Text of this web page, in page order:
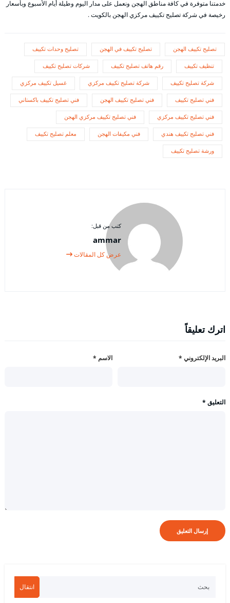
خدمتنا متوفرة في كافة مناطق الهجن ونعمل على مدار اليوم وطيلة أيام الأسبوع وبأسعار
رخيصة في شركة تصليح تكييف مركزي الهجن بالكويت .
تصليح تكييف الهجن تصليح تكييف في الهجن تصليح وحدات تكييف
تنظيف تكييف رقم هاتف تصليح تكييف شركات تصليح تكييف
شركة تصليح تكييف شركة تصليح تكييف مركزي غسيل تكييف مركزي
فني تصليح تكييف فني تصليح تكييف الهجن فني تصليح تكييف باكستاني
فني تصليح تكييف مركزي فني تصليح تكييف مركزي الهجن
فني تصليح تكييف هندي فني مكيفات الهجن معلم تصليح تكييف
ورشة تصليح تكييف
كتب من قبل:
ammar
عرض كل المقالات
اترك تعليقاً
الاسم * البريد الإلكتروني *
التعليق *
انتقال